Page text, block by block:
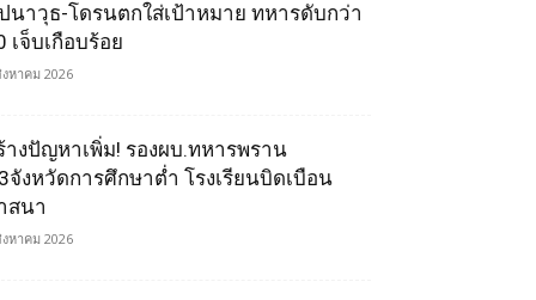
นาวุธ-โดรนตกใส่เป้าหมาย ทหารดับกว่า
เจ็บเกือบร้อย
หาคม 2026
างปัญหาเพิ่ม! รองผบ.ทหารพราน
จังหวัดการศึกษาต่ำ โรงเรียนบิดเบือน
สนา
หาคม 2026